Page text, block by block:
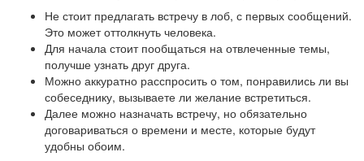
Не стоит предлагать встречу в лоб, с первых сообщений.
Это может оттолкнуть человека.
Для начала стоит пообщаться на отвлеченные темы,
получше узнать друг друга.
Можно аккуратно расспросить о том, понравились ли вы
собеседнику, вызываете ли желание встретиться.
Далее можно назначать встречу, но обязательно
договариваться о времени и месте, которые будут
удобны обоим.